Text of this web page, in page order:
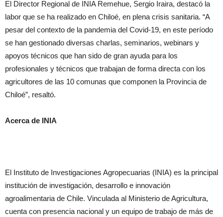
El Director Regional de INIA Remehue, Sergio Iraira, destacó la
labor que se ha realizado en Chiloé, en plena crisis sanitaria. “A
pesar del contexto de la pandemia del Covid-19, en este período
se han gestionado diversas charlas, seminarios, webinars y
apoyos técnicos que han sido de gran ayuda para los
profesionales y técnicos que trabajan de forma directa con los
agricultores de las 10 comunas que componen la Provincia de
Chiloé”, resaltó.
Acerca de INIA
El Instituto de Investigaciones Agropecuarias (INIA) es la principal
institución de investigación, desarrollo e innovación
agroalimentaria de Chile. Vinculada al Ministerio de Agricultura,
cuenta con presencia nacional y un equipo de trabajo de más de